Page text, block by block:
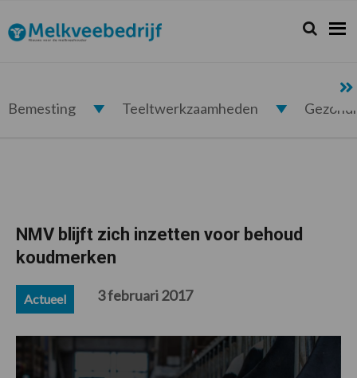
de
hoofdnavigatie
de
hoofd
de
eerste
de
voettekst
Melkveebedrijf.nl Zoeken...
Zoek
Bemesting Teeltwerkzaamheden
NMV blijft zich inzetten voor behoud
koudmerken
Actueel 3 februari 2017